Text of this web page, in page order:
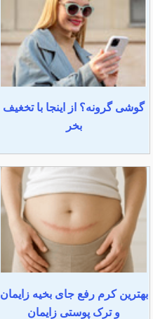
گوشی گرونه؟ از اینجا با تخغیف
بخر
بهترین کرم رفع جای بخیه زایمان
و ترک پوستی زایمان